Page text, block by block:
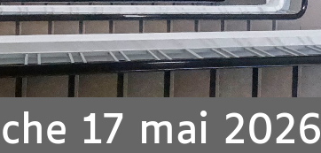
17 mai 2026